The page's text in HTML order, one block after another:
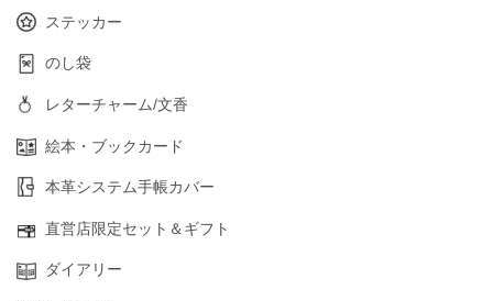
ステッカー
のし袋
レターチャーム/文香
絵本・ブックカード
本革システム手帳カバー
直営店限定セット＆ギフト
ダイアリー